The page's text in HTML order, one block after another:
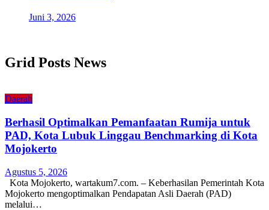
Juni 3, 2026
Grid Posts News
Daerah
Berhasil Optimalkan Pemanfaatan Rumija untuk
PAD, Kota Lubuk Linggau Benchmarking di Kota
Mojokerto
Agustus 5, 2026
Kota Mojokerto, wartakum7.com. – Keberhasilan Pemerintah Kota
Mojokerto mengoptimalkan Pendapatan Asli Daerah (PAD)
melalui…